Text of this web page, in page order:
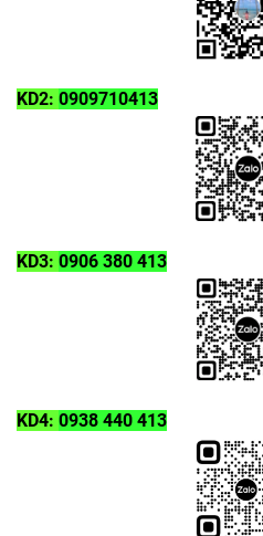
KD2: 0909710413
KD3: 0906 380 413
KD4: 0938 440 413